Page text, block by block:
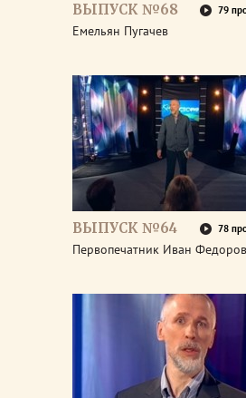
ВЫПУСК №68 79
Емельян Пугачев
ВЫПУСК №64 78
Первопечатник Иван Федоров